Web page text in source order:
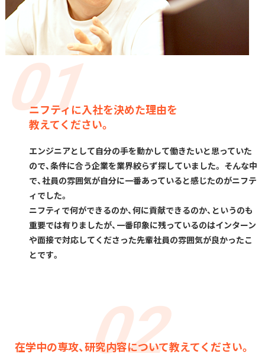
ニフティに入社を決めた理由を
教えてください。
エンジニアとして自分の手を動かして働きたいと思っていた
ので、条件に合う企業を業界絞らず探していました。 そんな中
で、社員の雰囲気が自分に一番あっていると感じたのがニフテ
ィでした。
ニフティで何ができるのか、何に貢献できるのか、というのも
重要では有りましたが、一番印象に残っているのはインターン
や面接で対応してくださった先輩社員の雰囲気が良かったこ
とです。
在学中の専攻、研究内容について教えてください。